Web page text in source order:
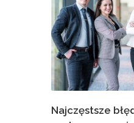
Najczęstsze